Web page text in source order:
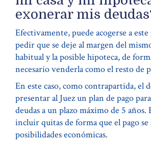
exonerar mis
Efectivamente, puede acogerse a
pedir que se deje al margen del
habitual y la posible hipoteca, de
necesario venderla como el resto de
En este caso, como contrapartida, el
presentar al Juez un plan de pago
deudas a un plazo máximo de 5 años.
incluir quitas de forma que el pago se
posibilidades económicas.